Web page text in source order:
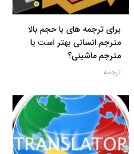
برای ترجمه های با حجم بالا
مترجم انسانی بهتر است یا
مترجم ماشینی؟
ترجمه